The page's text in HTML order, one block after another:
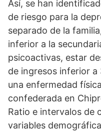
Así, se han
de riesgo para la
separado de la
inferior a la
psicoactivas, estar
de ingresos inferior
una enfermedad
confederada en
Ratio e intervalos de
variables